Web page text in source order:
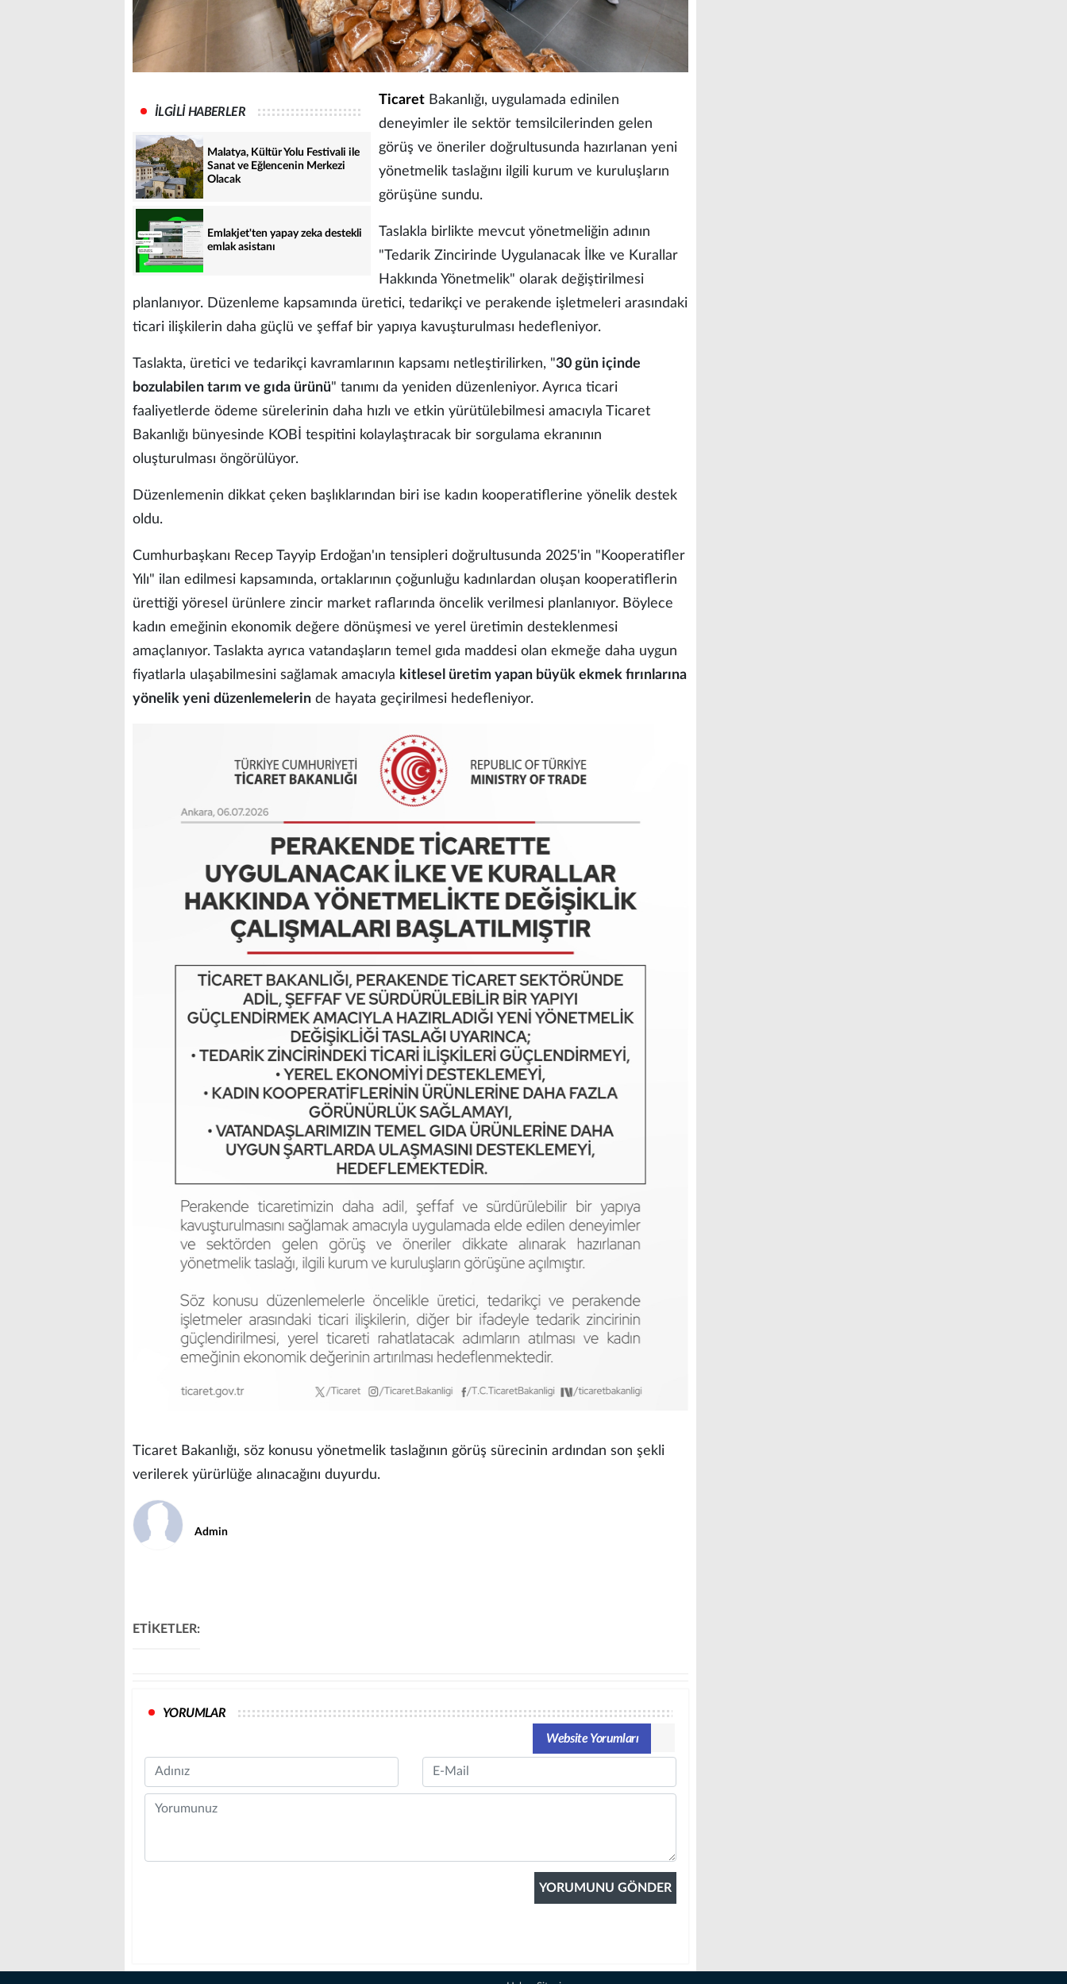
İLGİLİ HABERLER
Malatya, Kültür Yolu Festivali ile
Sanat ve Eğlencenin Merkezi
Olacak
Emlakjet'ten yapay zeka destekli
emlak asistanı
Ticaret Bakanlığı, uygulamada edinilen
deneyimler ile sektör temsilcilerinden gelen
görüş ve öneriler doğrultusunda hazırlanan yeni
yönetmelik taslağını ilgili kurum ve kuruluşların
görüşüne sundu.
Taslakla birlikte mevcut yönetmeliğin adının
"Tedarik Zincirinde Uygulanacak İlke ve Kurallar
Hakkında Yönetmelik" olarak değiştirilmesi
planlanıyor. Düzenleme kapsamında üretici, tedarikçi ve perakende işletmeleri arasındaki
ticari ilişkilerin daha güçlü ve şeffaf bir yapıya kavuşturulması hedefleniyor.
Taslakta, üretici ve tedarikçi kavramlarının kapsamı netleştirilirken, "30 gün içinde
bozulabilen tarım ve gıda ürünü" tanımı da yeniden düzenleniyor. Ayrıca ticari
faaliyetlerde ödeme sürelerinin daha hızlı ve etkin yürütülebilmesi amacıyla Ticaret
Bakanlığı bünyesinde KOBİ tespitini kolaylaştıracak bir sorgulama ekranının
oluşturulması öngörülüyor.
Düzenlemenin dikkat çeken başlıklarından biri ise kadın kooperatiflerine yönelik destek
oldu.
Cumhurbaşkanı Recep Tayyip Erdoğan'ın tensipleri doğrultusunda 2025'in "Kooperatifler
Yılı" ilan edilmesi kapsamında, ortaklarının çoğunluğu kadınlardan oluşan kooperatiflerin
ürettiği yöresel ürünlere zincir market raflarında öncelik verilmesi planlanıyor. Böylece
kadın emeğinin ekonomik değere dönüşmesi ve yerel üretimin desteklenmesi
amaçlanıyor. Taslakta ayrıca vatandaşların temel gıda maddesi olan ekmeğe daha uygun
fiyatlarla ulaşabilmesini sağlamak amacıyla kitlesel üretim yapan büyük ekmek fırınlarına
yönelik yeni düzenlemelerin de hayata geçirilmesi hedefleniyor.
Ticaret Bakanlığı, söz konusu yönetmelik taslağının görüş sürecinin ardından son şekli
verilerek yürürlüğe alınacağını duyurdu.
Admin
ETİKETLER:
YORUMLAR
Website Yorumları
Name Email
Comment